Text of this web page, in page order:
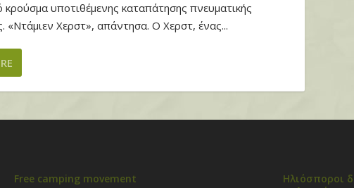
κρούσμα υποτιθέμενης καταπάτησης πνευματικής
«Ντάμιεν Χερστ», απάντησα. Ο Χερστ, ένας...
Free camping movement
Ηλιόσποροι